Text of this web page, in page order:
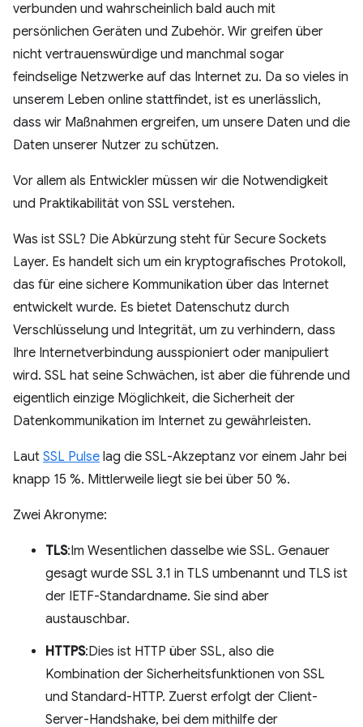
verbunden und wahrscheinlich bald auch mit
persönlichen Geräten und Zubehör. Wir greifen über
nicht vertrauenswürdige und manchmal sogar
feindselige Netzwerke auf das Internet zu. Da so vieles in
unserem Leben online stattfindet, ist es unerlässlich,
dass wir Maßnahmen ergreifen, um unsere Daten und die
Daten unserer Nutzer zu schützen.
Vor allem als Entwickler müssen wir die Notwendigkeit
und Praktikabilität von SSL verstehen.
Was ist SSL? Die Abkürzung steht für Secure Sockets
Layer. Es handelt sich um ein kryptografisches Protokoll,
das für eine sichere Kommunikation über das Internet
entwickelt wurde. Es bietet Datenschutz durch
Verschlüsselung und Integrität, um zu verhindern, dass
Ihre Internetverbindung ausspioniert oder manipuliert
wird. SSL hat seine Schwächen, ist aber die führende und
eigentlich einzige Möglichkeit, die Sicherheit der
Datenkommunikation im Internet zu gewährleisten.
Laut SSL Pulse lag die SSL-Akzeptanz vor einem Jahr bei
knapp 15 %. Mittlerweile liegt sie bei über 50 %.
Zwei Akronyme:
TLS:Im Wesentlichen dasselbe wie SSL. Genauer
gesagt wurde SSL 3.1 in TLS umbenannt und TLS ist
der IETF-Standardname. Sie sind aber
austauschbar.
HTTPS:Dies ist HTTP über SSL, also die
Kombination der Sicherheitsfunktionen von SSL
und Standard-HTTP. Zuerst erfolgt der Client-
Server-Handshake, bei dem mithilfe der